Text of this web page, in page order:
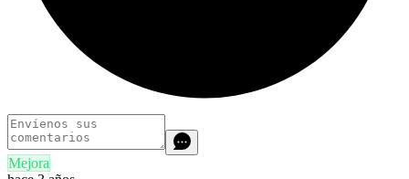
Mejora